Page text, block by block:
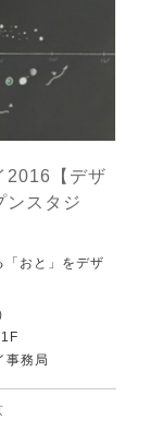
2016【デザ
ンスタジ
おと」をデザ
事務局